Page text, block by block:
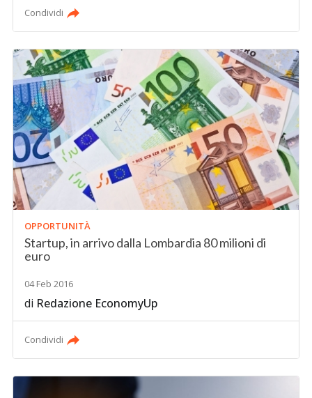
Condividi
OPPORTUNITÀ
Startup, in arrivo dalla Lombardia 80 milioni di
euro
04 Feb 2016
di Redazione EconomyUp
Condividi